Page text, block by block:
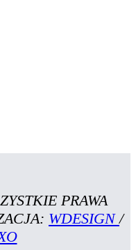
PRAWA
WDESIGN/